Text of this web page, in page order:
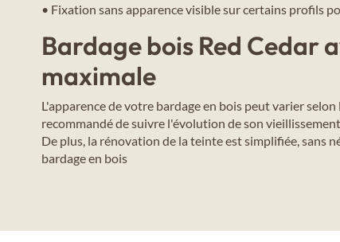
• Fixation sans apparence visible sur certains profils
Bardage bois Red
maximale
L'apparence de votre bardage en bois peut varier
recommandé de suivre l'évolution de son
De plus, la rénovation de la teinte est simplifiée, sans
bardage en bois